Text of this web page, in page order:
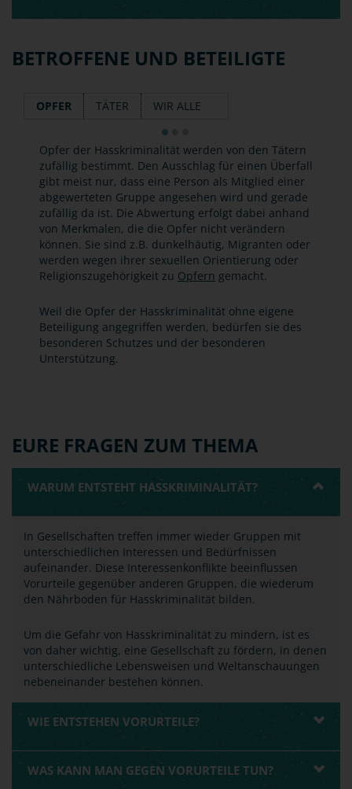
BETROFFENE UND BETEILIGTE
OPFER TÄTER WIR ALLE
Opfer der Hasskriminalität werden von den Tätern
zufällig bestimmt. Den Ausschlag für einen Überfall
gibt meist nur, dass eine Person als Mitglied einer
abgewerteten Gruppe angesehen wird und gerade
zufällig da ist. Die Abwertung erfolgt dabei anhand
von Merkmalen, die die Opfer nicht verändern
können. Sie sind z.B. dunkelhäutig, Migranten oder
werden wegen ihrer sexuellen Orientierung oder
Religionszugehörigkeit zu Opfern gemacht.
Weil die Opfer der Hasskriminalität ohne eigene
Beteiligung angegriffen werden, bedürfen sie des
besonderen Schutzes und der besonderen
Unterstützung.
EURE FRAGEN ZUM THEMA
WARUM ENTSTEHT HASSKRIMINALITÄT?
In Gesellschaften treffen immer wieder Gruppen mit
unterschiedlichen Interessen und Bedürfnissen
aufeinander. Diese Interessenkonflikte beeinflussen
Vorurteile gegenüber anderen Gruppen, die wiederum
den Nährboden für Hasskriminalität bilden.
Um die Gefahr von Hasskriminalität zu mindern, ist es
von daher wichtig, eine Gesellschaft zu fördern, in denen
unterschiedliche Lebensweisen und Weltanschauungen
nebeneinander bestehen können.
WIE ENTSTEHEN VORURTEILE?
WAS KANN MAN GEGEN VORURTEILE TUN?